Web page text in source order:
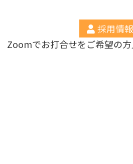
採用情報
Zoomでお打合せをご希望の方